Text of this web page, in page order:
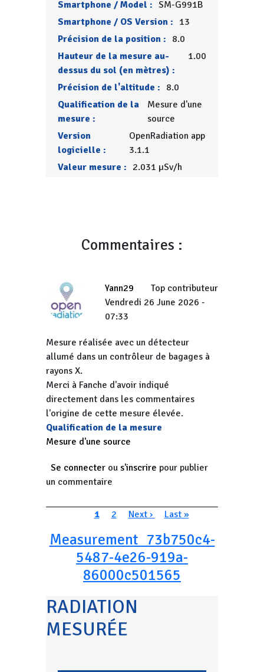
Smartphone / Model : SM-G991B
Smartphone / OS Version : 13
Précision de la position : 8.0
Hauteur de la mesure au-
dessus du sol (en mètres) :
1.00
Précision de l'altitude : 8.0
Qualification de la
mesure :
Mesure d'une
source
Version
logicielle :
OpenRadiation app
3.1.1
Valeur mesure : 2.031 µSv/h
Commentaires :
Yann29
Top contributeur
Vendredi 26 June 2026 -
07:33
Mesure réalisée avec un détecteur
allumé dans un contrôleur de bagages à
rayons X.
Merci à Fanche d'avoir indiqué
directement dans les commentaires
l'origine de cette mesure élevée.
Qualification de la mesure
Mesure d'une source
Se connecter ou s'inscrire pour publier
un commentaire
PaginationPage courante
1 Page
2 Page suivante
Next › Dernière page
Last »
Measurement_73b750c4-
5487-4e26-919a-
86000c501565
RADIATION
MESURÉE